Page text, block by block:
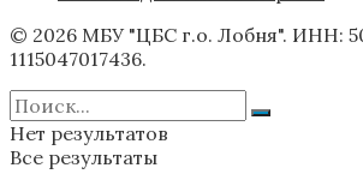
© 2026 МБУ "ЦБС г.о. Лобня". ИНН:
1115047017436.
Нет результатов
Все результаты